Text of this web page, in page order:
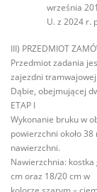
września
U. z 2024 r.
III) PRZEDMIOT
Przedmiot zadania
zajezdni tramwajowej
Dąbie, obejmującej
ETAP I
Wykonanie bruku w
powierzchni około 38
nawierzchni.
Nawierzchnia:
cm oraz 18/20 cm w